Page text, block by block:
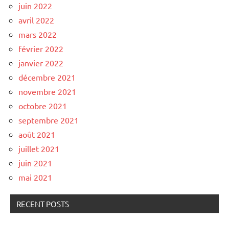
juin 2022
avril 2022
mars 2022
février 2022
janvier 2022
décembre 2021
novembre 2021
octobre 2021
septembre 2021
août 2021
juillet 2021
juin 2021
mai 2021
RECENT POSTS